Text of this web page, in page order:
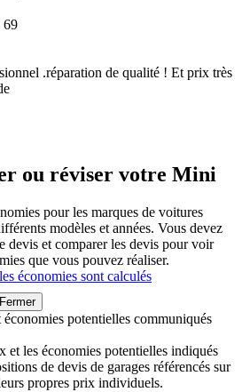
69
.réparation de qualité ! Et prix très
ou réviser votre Mini
pour les marques de voitures
modèles et années. Vous devez
devis et comparer les devis pour voir
que vous pouvez réaliser.
économies sont calculés
Fermer
potentielles communiqués
et les économies potentielles indiqués
de devis de garages référencés sur
propres prix individuels.